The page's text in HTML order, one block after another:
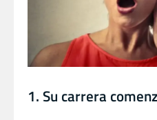
1. Su carrera